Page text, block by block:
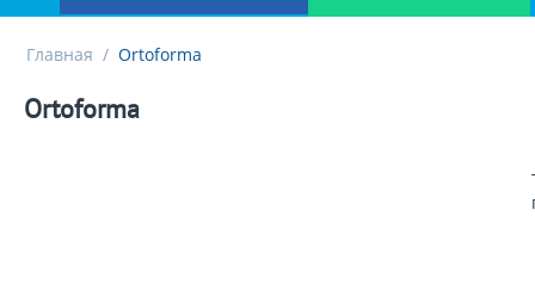
Главная / Ortoforma
Ortoforma